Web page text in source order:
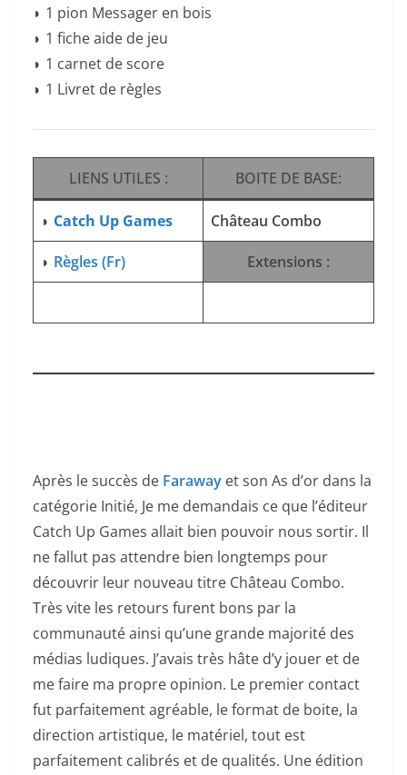
◗ 1 pion Messager en bois
◗ 1 fiche aide de jeu
◗ 1 carnet de score
◗ 1 Livret de règles
LIENS UTILES : BOITE DE BASE:
◗ Catch Up Games Château Combo
◗ Règles (Fr) Extensions :
Après le succès de Faraway et son As d’or dans la
catégorie Initié, Je me demandais ce que l’éditeur
Catch Up Games allait bien pouvoir nous sortir. Il
ne fallut pas attendre bien longtemps pour
découvrir leur nouveau titre Château Combo.
Très vite les retours furent bons par la
communauté ainsi qu’une grande majorité des
médias ludiques. J’avais très hâte d’y jouer et de
me faire ma propre opinion. Le premier contact
fut parfaitement agréable, le format de boite, la
direction artistique, le matériel, tout est
parfaitement calibrés et de qualités. Une édition